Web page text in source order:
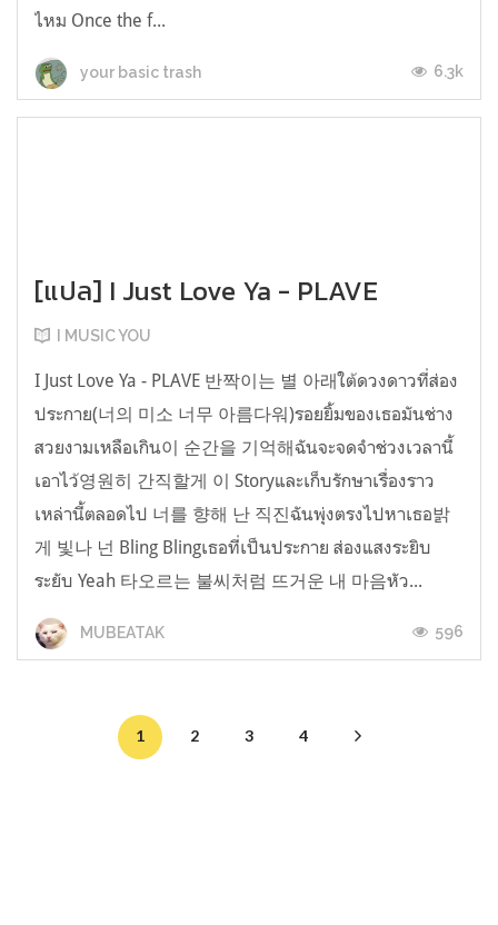
ไหม Once the f...
your basic trash 6.3k
[แปล] I Just Love Ya - PLAVE
I MUSIC YOU
I Just Love Ya - PLAVE 반짝이는 별 아래ใต้ดวงดาวที่ส่อง
ประกาย(너의 미소 너무 아름다워)รอยยิ้มของเธอมันช่าง
สวยงามเหลือเกิน이 순간을 기억해ฉันจะจดจำช่วงเวลานี้
เอาไว้영원히 간직할게 이 Storyและเก็บรักษาเรื่องราว
เหล่านี้ตลอดไป 너를 향해 난 직진ฉันพุ่งตรงไปหาเธอ밝
게 빛나 넌 Bling Blingเธอที่เป็นประกาย ส่องแสงระยิบ
ระยับ Yeah 타오르는 불씨처럼 뜨거운 내 마음หัว...
MUBEATAK 596
1 2 3 4